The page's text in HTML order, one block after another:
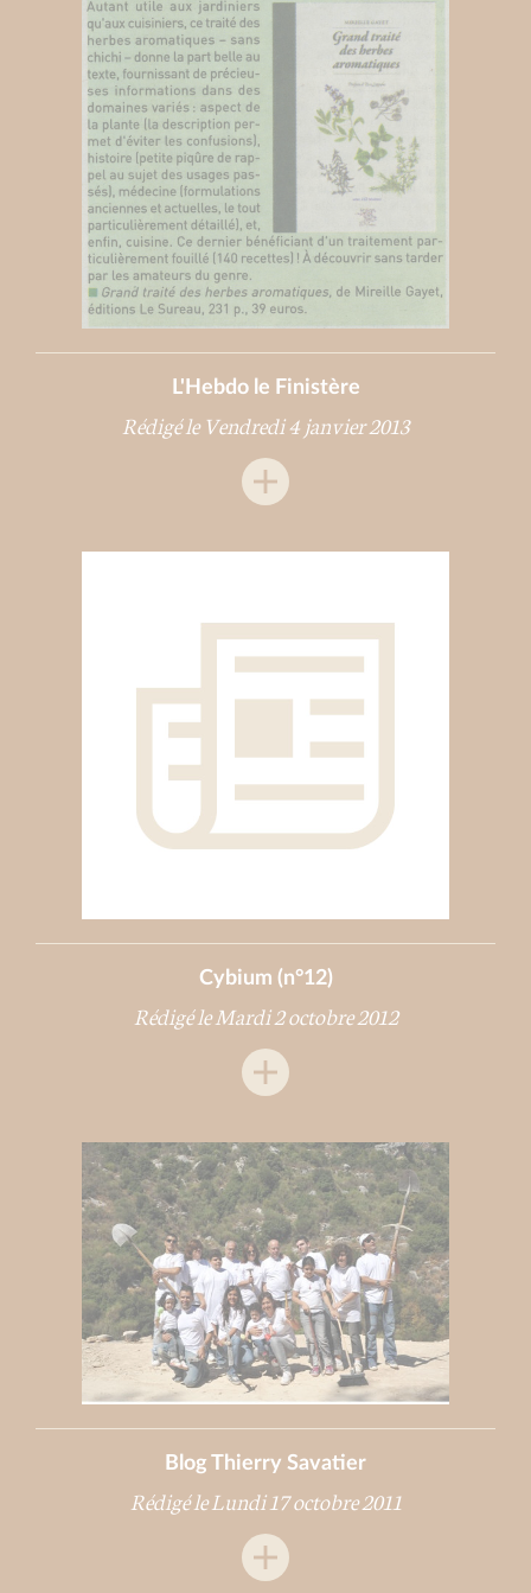
L'Hebdo le Finistère
Rédigé le Vendredi 4 janvier 2013
Cybium (n°12)
Rédigé le Mardi 2 octobre 2012
Blog Thierry Savatier
Rédigé le Lundi 17 octobre 2011